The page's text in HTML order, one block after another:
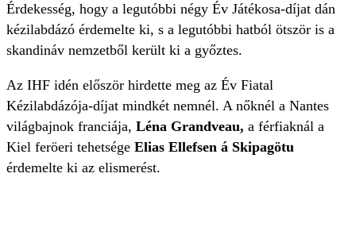
Érdekesség, hogy a legutóbbi négy Év Játékosa-díjat dán
kézilabdázó érdemelte ki, s a legutóbbi hatból ötször is a
skandináv nemzetből került ki a győztes.
Az IHF idén először hirdette meg az Év Fiatal
Kézilabdázója-díjat mindkét nemnél. A nőknél a Nantes
világbajnok franciája, Léna Grandveau, a férfiaknál a
Kiel feröeri tehetsége Elias Ellefsen á Skipagötu
érdemelte ki az elismerést.